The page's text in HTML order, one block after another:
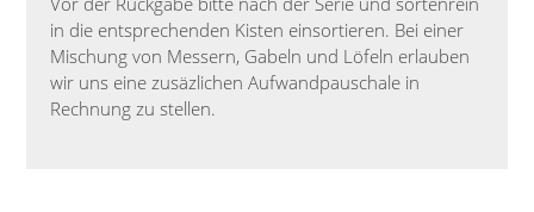
in die entsprechenden Kisten einsortieren. Bei einer
Mischung von Messern, Gabeln und Löfeln erlauben
wir uns eine zusäzlichen Aufwandpauschale in
Rechnung zu stellen.